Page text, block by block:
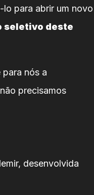
para abrir um novo
seletivo deste
nós a
precisamos
desenvolvida